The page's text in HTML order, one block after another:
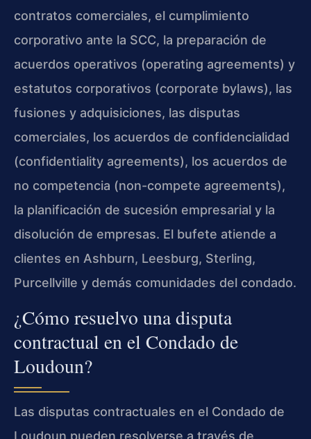
contratos comerciales, el cumplimiento
corporativo ante la SCC, la preparación de
acuerdos operativos (operating agreements) y
estatutos corporativos (corporate bylaws), las
fusiones y adquisiciones, las disputas
comerciales, los acuerdos de confidencialidad
(confidentiality agreements), los acuerdos de
no competencia (non-compete agreements),
la planificación de sucesión empresarial y la
disolución de empresas. El bufete atiende a
clientes en Ashburn, Leesburg, Sterling,
Purcellville y demás comunidades del condado.
¿Cómo resuelvo una disputa
contractual en el Condado de
Loudoun?
Las disputas contractuales en el Condado de
Loudoun pueden resolverse a través de